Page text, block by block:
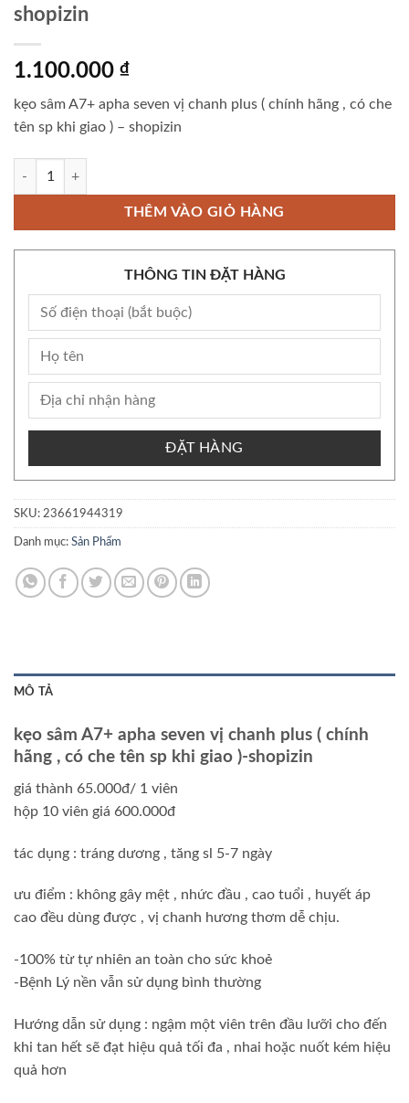
shopizin
1.100.000 ₫
kẹo sâm A7+ apha seven vị chanh plus ( chính hãng , có che
tên sp khi giao ) – shopizin
kẹo sâm A7+ apha seven vị chanh plus ( chính hãng , có che tên sp khi
THÊM VÀO GIỎ HÀNG
THÔNG TIN ĐẶT HÀNG
ĐẶT HÀNG
SKU: 23661944319
Danh mục: Sản Phẩm
MÔ TẢ
kẹo sâm A7+ apha seven vị chanh plus ( chính
hãng , có che tên sp khi giao )-shopizin
giá thành 65.000đ/ 1 viên
hộp 10 viên giá 600.000đ
tác dụng : tráng dương , tăng sl 5-7 ngày
ưu điểm : không gây mệt , nhức đầu , cao tuổi , huyết áp
cao đều dùng được , vị chanh hương thơm dễ chịu.
-100% từ tự nhiên an toàn cho sức khoẻ
-Bệnh Lý nền vẫn sử dụng bình thường
Hướng dẫn sử dụng : ngậm một viên trên đầu lưỡi cho đến
khi tan hết sẽ đạt hiệu quả tối đa , nhai hoặc nuốt kém hiệu
quả hơn